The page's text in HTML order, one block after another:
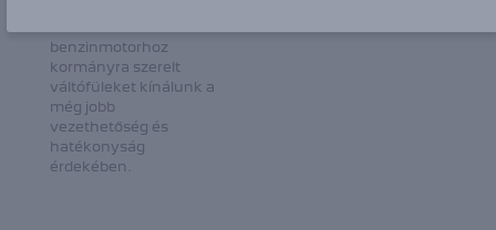
benzinmotorhoz
kormányra szerelt
váltófüleket kínálunk a
még jobb
vezethetőség és
hatékonyság
érdekében.